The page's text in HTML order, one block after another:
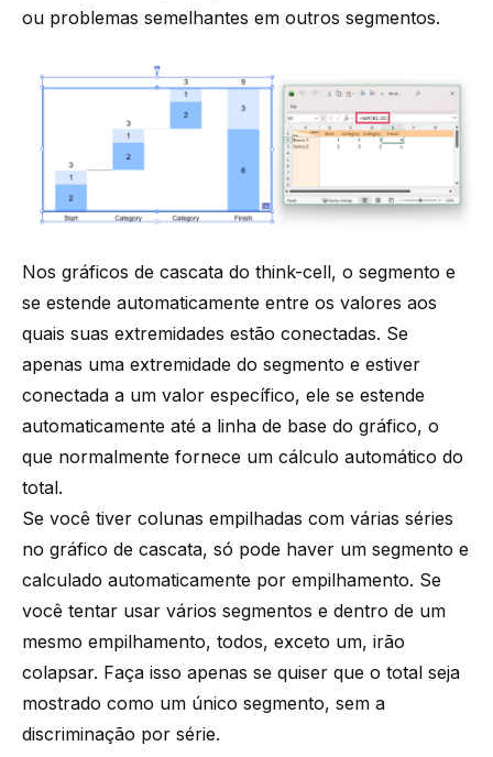
ou problemas semelhantes em outros segmentos.
Nos gráficos de cascata do think-cell, o segmento e
se estende automaticamente entre os valores aos
quais suas extremidades estão conectadas. Se
apenas uma extremidade do segmento e estiver
conectada a um valor específico, ele se estende
automaticamente até a linha de base do gráfico, o
que normalmente fornece um cálculo automático do
total.
Se você tiver colunas empilhadas com várias séries
no gráfico de cascata, só pode haver um segmento e
calculado automaticamente por empilhamento. Se
você tentar usar vários segmentos e dentro de um
mesmo empilhamento, todos, exceto um, irão
colapsar. Faça isso apenas se quiser que o total seja
mostrado como um único segmento, sem a
discriminação por série.